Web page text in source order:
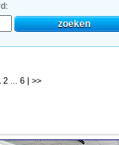
2 6 | >>